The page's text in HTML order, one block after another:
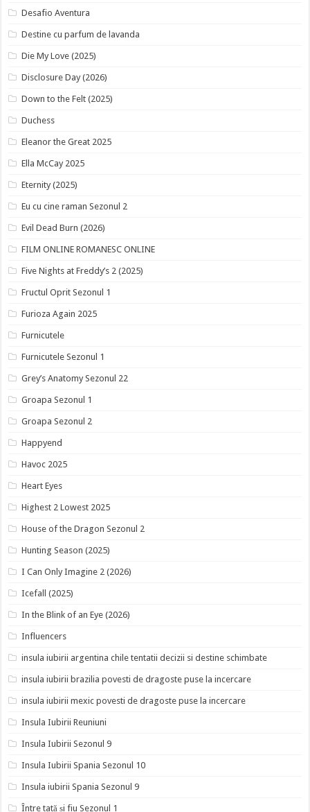
Desafio Aventura
Destine cu parfum de lavanda
Die My Love (2025)
Disclosure Day (2026)
Down to the Felt (2025)
Duchess
Eleanor the Great 2025
Ella McCay 2025
Eternity (2025)
Eu cu cine raman Sezonul 2
Evil Dead Burn (2026)
FILM ONLINE ROMANESC ONLINE
Five Nights at Freddy’s 2 (2025)
Fructul Oprit Sezonul 1
Furioza Again 2025
Furnicutele
Furnicutele Sezonul 1
Grey’s Anatomy Sezonul 22
Groapa Sezonul 1
Groapa Sezonul 2
Happyend
Havoc 2025
Heart Eyes
Highest 2 Lowest 2025
House of the Dragon Sezonul 2
Hunting Season (2025)
I Can Only Imagine 2 (2026)
Icefall (2025)
In the Blink of an Eye (2026)
Influencers
insula iubirii argentina chile tentatii decizii si destine schimbate
insula iubirii brazilia povesti de dragoste puse la incercare
insula iubirii mexic povesti de dragoste puse la incercare
Insula Iubirii Reuniuni
Insula Iubirii Sezonul 9
Insula Iubirii Spania Sezonul 10
Insula iubirii Spania Sezonul 9
Între tată și fiu Sezonul 1